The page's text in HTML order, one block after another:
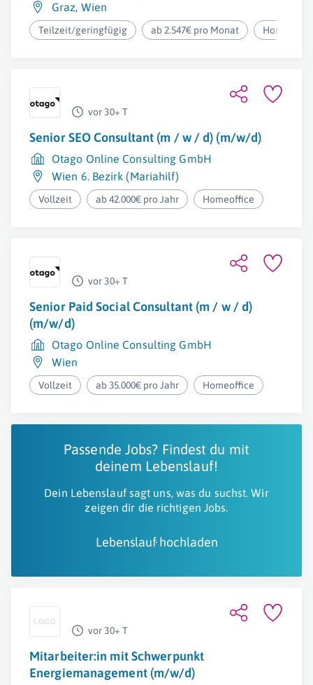
Graz, Wien
Teilzeit/geringfügig ab 2.547€ pro Monat
vor 30+ T
Senior SEO Consultant (m / w / d) (m/w/d)
Otago Online Consulting GmbH
Wien 6. Bezirk (Mariahilf)
Vollzeit ab 42.000€ pro Jahr Homeoffice
vor 30+ T
Senior Paid Social Consultant (m / w / d)
(m/w/d)
Otago Online Consulting GmbH
Wien
Vollzeit ab 35.000€ pro Jahr Homeoffice
Passende Jobs? Findest du mit
deinem Lebenslauf!
Dein Lebenslauf sagt uns, was du suchst. Wir
zeigen dir die richtigen Jobs.
Lebenslauf hochladen
vor 30+ T
Mitarbeiter:in mit Schwerpunkt
Energiemanagement (m/w/d)